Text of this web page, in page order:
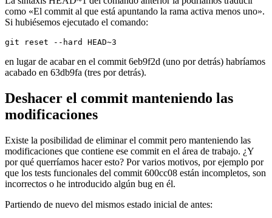
como «El commit al que está apuntando la rama activa menos uno».
Si hubiésemos ejecutado el comando:
git reset --hard HEAD~3
en lugar de acabar en el commit 6eb9f2d (uno por detrás) habríamos
acabado en 63db9fa (tres por detrás).
Deshacer el commit manteniendo las
modificaciones
Existe la posibilidad de eliminar el commit pero manteniendo las
modificaciones que contiene ese commit en el área de trabajo. ¿Y
por qué querríamos hacer esto? Por varios motivos, por ejemplo por
que los tests funcionales del commit 600cc08 están incompletos, son
incorrectos o he introducido algún bug en él.
Partiendo de nuevo del mismos estado inicial de antes: